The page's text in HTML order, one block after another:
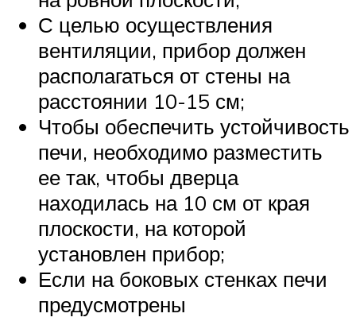
С целью осуществления
вентиляции, прибор должен
располагаться от стены на
расстоянии 10-15 см;
Чтобы обеспечить устойчивость
печи, необходимо разместить
ее так, чтобы дверца
находилась на 10 см от края
плоскости, на которой
установлен прибор;
Если на боковых стенках печи
предусмотрены